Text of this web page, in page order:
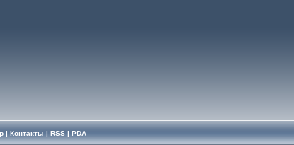
| Контакты | RSS| PDA